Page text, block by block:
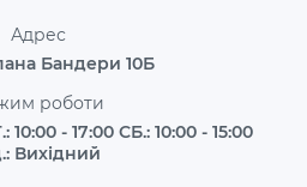
Адрес
Бандери 10Б
роботи
- 17:00 СБ.: 10:00 - 15:00
Вихідний